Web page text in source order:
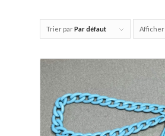
Trier parPar défaut Afficher